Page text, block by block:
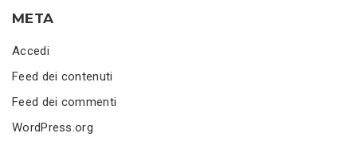
META
Accedi
Feed dei contenuti
Feed dei commenti
WordPress.org